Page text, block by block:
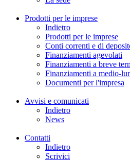
Prodotti per le imprese
Indietro
Prodotti per le imprese
Conti correnti e di
Finanziamenti agevolati
Finanziamenti a breve
Finanziamenti a medio-
Documenti per l'impresa
Avvisi e comunicati
Indietro
News
Contatti
Indietro
Scrivici